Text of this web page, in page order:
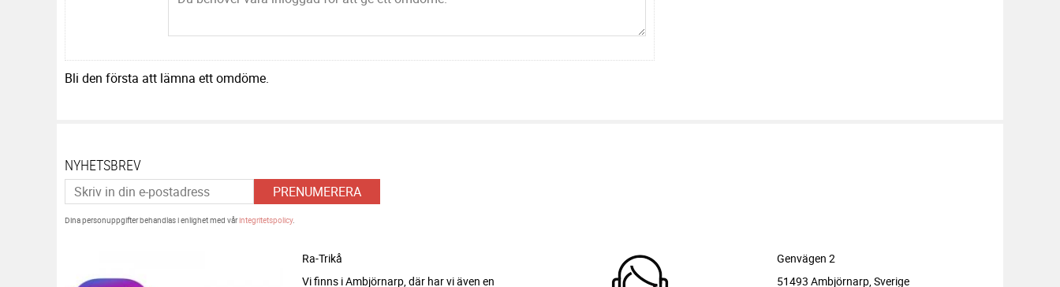
Bli den första att lämna ett omdöme.
NYHETSBREV
PRENUMERERA
Dina personuppgifter behandlas i enlighet med vårintegritetspolicy.
Ra-Trikå
Vi finns i Ambjörnarp, där har vi även en
Genvägen 2
51493 Ambjörnarp, Sverige